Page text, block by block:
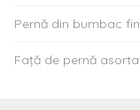
Pernă din bumbac
Față de pernă